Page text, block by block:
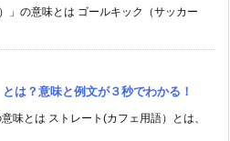
」の意味とは ゴールキック（サッカー
は？意味と例文が３秒でわかる！
味とは ストレート(カフェ用語）とは、